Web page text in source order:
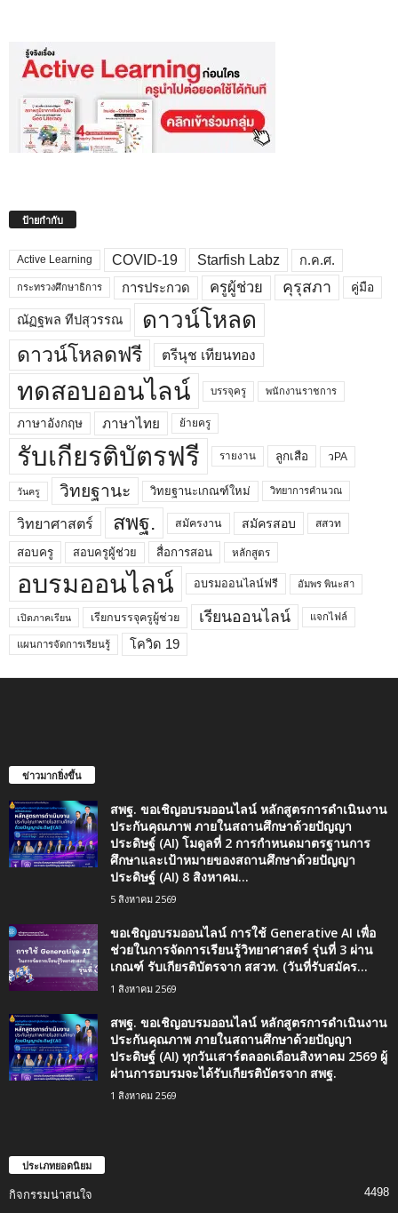
ป้ายกำกับ
Active Learning COVID-19 Starfish Labz ก.ค.ศ.
กระทรวงศึกษาธิการ การประกวด ครูผู้ช่วย คุรุสภา คู่มือ
ณัฏฐพล ทีปสุวรรณ ดาวน์โหลด
ดาวน์โหลดฟรี ตรีนุช เทียนทอง
ทดสอบออนไลน์ บรรจุครู พนักงานราชการ
ภาษาอังกฤษ ภาษาไทย ย้ายครู
รับเกียรติบัตรฟรี รายงาน ลูกเสือ วPA
วันครู วิทยฐานะ วิทยฐานะเกณฑ์ใหม่ วิทยาการคำนวณ
วิทยาศาสตร์ สพฐ. สมัครงาน สมัครสอบ สสวท
สอบครู สอบครูผู้ช่วย สื่อการสอน หลักสูตร
อบรมออนไลน์ อบรมออนไลน์ฟรี อัมพร พินะสา
เปิดภาคเรียน เรียกบรรจุครูผู้ช่วย เรียนออนไลน์ แจกไฟล์
แผนการจัดการเรียนรู้ โควิด 19
ข่าวมากยิ่งขึ้น
สพฐ. ขอเชิญอบรมออนไลน์ หลักสูตรการดำเนินงาน
ประกันคุณภาพ ภายในสถานศึกษาด้วยปัญญา
ประดิษฐ์ (AI) โมดูลที่ 2 การกำหนดมาตรฐานการ
ศึกษาและเป้าหมายของสถานศึกษาด้วยปัญญา
ประดิษฐ์ (AI) 8 สิงหาคม...
5 สิงหาคม 2569
ขอเชิญอบรมออนไลน์ การใช้ Generative AI เพื่อ
ช่วยในการจัดการเรียนรู้วิทยาศาสตร์ รุ่นที่ 3 ผ่าน
เกณฑ์ รับเกียรติบัตรจาก สสวท. (วันที่รับสมัคร...
1 สิงหาคม 2569
สพฐ. ขอเชิญอบรมออนไลน์ หลักสูตรการดำเนินงาน
ประกันคุณภาพ ภายในสถานศึกษาด้วยปัญญา
ประดิษฐ์ (AI) ทุกวันเสาร์ตลอดเดือนสิงหาคม 2569 ผู้
ผ่านการอบรมจะได้รับเกียรติบัตรจาก สพฐ.
1 สิงหาคม 2569
ประเภทยอดนิยม
กิจกรรมน่าสนใจ
4498